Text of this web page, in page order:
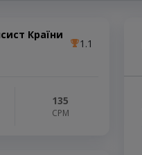
Країни
1.1
135
СРМ